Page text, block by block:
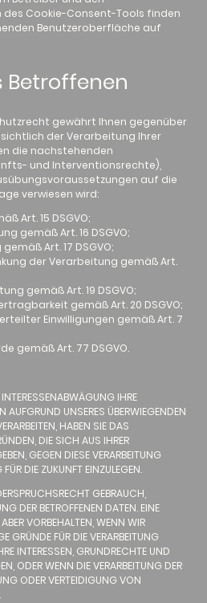
des Cookie-Consent-Tools finden
Benutzeroberfläche auf
Betroffenen
gewährt Ihnen gegenüber
der Verarbeitung Ihrer
die nachstehenden
und Interventionsrechte),
auf die
verwiesen wird:
Art. 15 DSGVO;
gemäß Art. 16 DSGVO;
Art. 17 DSGVO;
der Verarbeitung gemäß Art.
gemäß Art. 19 DSGVO;
gemäß Art. 20 DSGVO;
Einwilligungen gemäß Art. 7
gemäß Art. 77 DSGVO.
IHRE
AUFGRUND UNSERES ÜBERWIEGENDEN
HABEN SIE DAS
DIE SICH AUS IHRER
GEGEN DIESE VERARBEITUNG
DIE ZUKUNFT EINZULEGEN.
GEBRAUCH,
DER BETROFFENEN DATEN. EINE
VORBEHALTEN, WENN WIR
GRÜNDE FÜR DIE VERARBEITUNG
INTERESSEN, GRUNDRECHTE UND
ODER WENN DIE VERARBEITUNG DER
ODER VERTEIDIGUNG VON